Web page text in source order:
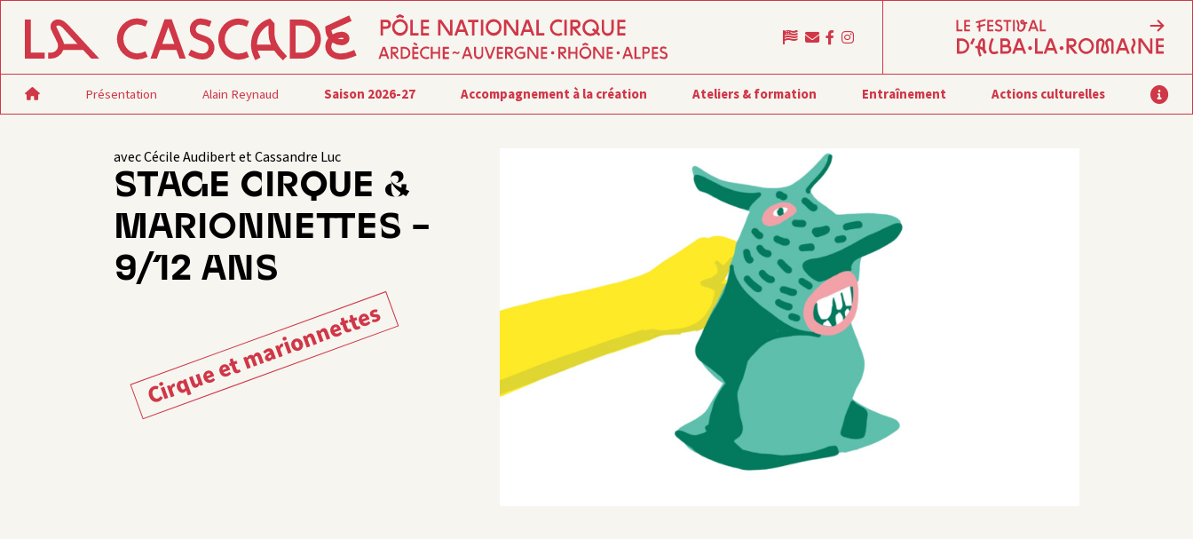
Présentation Alain Reynaud Saison 2026-27 Accompagnement à la création Ateliers & formation Entraînement Actions culturelles
avec Cécile Audibert et Cassandre Luc
STAGE CIRQUE &
MARIONNETTES –
9/12 ANS
Cirque et marionnettes